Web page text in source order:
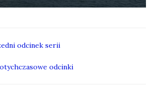
odcinek serii
odcinki